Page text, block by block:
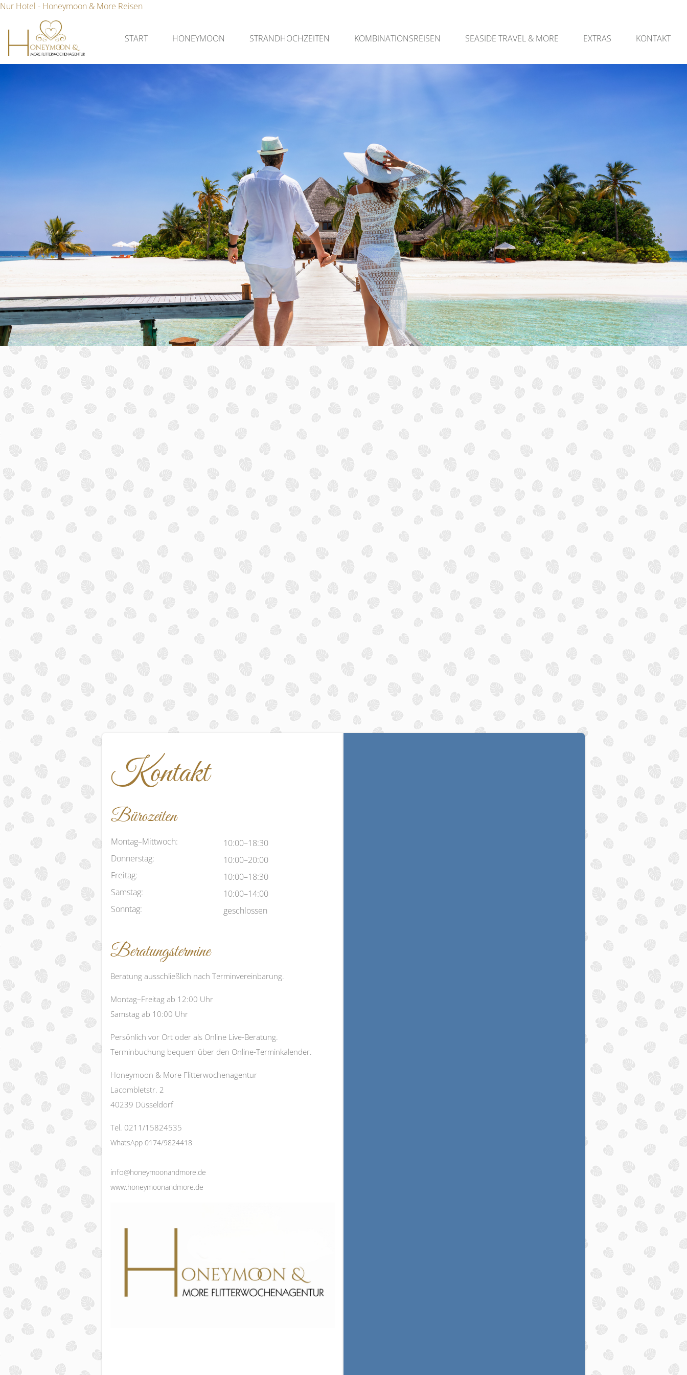
Nur Hotel - Honeymoon & More Reisen
START HONEYMOON STRANDHOCHZEITEN KOMBINATIONSREISEN SEASIDE TRAVEL & MORE EXTRAS KONTAKT
Hotels
Preiswerte Hotels weltweit für Eure Reise!
Vergleiche jetzt unsere Hotel Angebote mit Eigenanreise zum besten Preis-Leistungsverhältnis.
Kontakt
Bürozeiten
Montag–Mittwoch:
10:00–18:30
Donnerstag:
10:00–20:00
Freitag:
10:00–18:30
Samstag:
10:00–14:00
Sonntag:
geschlossen
Beratungstermine
Beratung ausschließlich nach Terminvereinbarung.
Montag–Freitag ab 12:00 Uhr
Samstag ab 10:00 Uhr
Persönlich vor Ort oder als Online Live-Beratung.
Terminbuchung bequem über den Online-Terminkalender.
Honeymoon & More Flitterwochenagentur
Lacombletstr. 2
40239 Düsseldorf
Tel. 0211/15824535
WhatsApp 0174/9824418
info@honeymoonandmore.de
www.honeymoonandmore.de